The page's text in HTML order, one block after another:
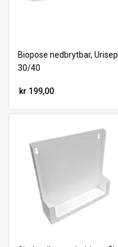
Biopose nedbrytbar, Urisep
30/40
kr 199,00